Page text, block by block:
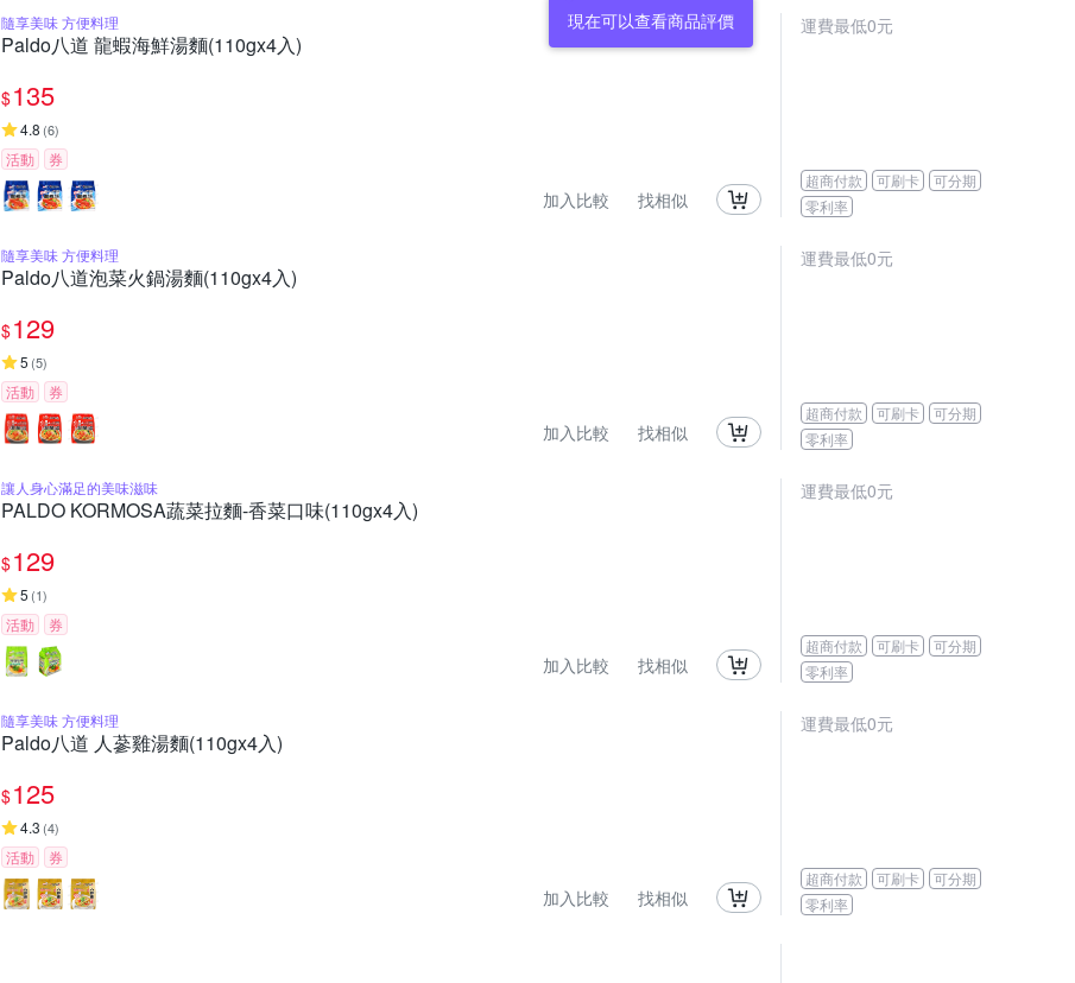
隨享美味 方便料理
Paldo八道 龍蝦海鮮湯麵(110gx4入)
$135
4.8 (6)
活動 券
加入比較 找相似
運費最低0元
超商付款 可刷卡
可分期
零利率
隨享美味 方便料理
Paldo八道泡菜火鍋湯麵(110gx4入)
$129
5 (5)
活動 券
加入比較 找相似
運費最低0元
超商付款 可刷卡
可分期
零利率
讓人身心滿足的美味滋味
PALDO KORMOSA蔬菜拉麵-香菜口味(110gx4入)
$129
5 (1)
活動 券
加入比較 找相似
運費最低0元
超商付款 可刷卡
可分期
零利率
隨享美味 方便料理
Paldo八道 人蔘雞湯麵(110gx4入)
$125
4.3 (4)
活動 券
加入比較 找相似
運費最低0元
超商付款 可刷卡
可分期
零利率